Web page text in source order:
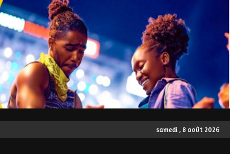
samedi , 8 août 2026